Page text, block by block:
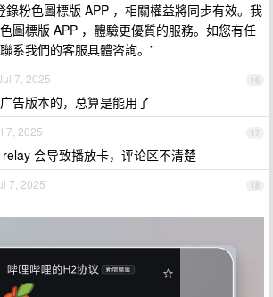
錄粉色圖標版 APP ，相關權益將同步有效。我
圖標版 APP ，體驗更優質的服務。如您有任
系我們的客服具體咨詢。”
16
7, 2025
告版本的，总算是能用了
17
7, 2025
会导致播放卡，评论区不清楚
18
7, 2025